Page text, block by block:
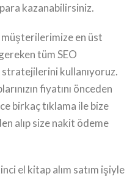
kazanabilirsiniz.
en üst
tüm SEO
kullanıyoruz.
fiyatını önceden
birkaç tıklama ile bize
alıp size nakit ödeme
el kitap alım satım işiyle